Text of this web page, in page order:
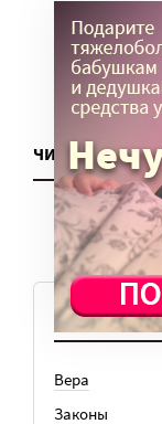
ЧИТАТЬ ЕЩЕ
ТЕМЫ
Вера
Законы